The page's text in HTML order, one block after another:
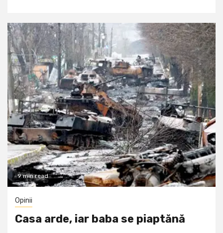
9 min read
Opinii
Casa arde, iar baba se piaptănă